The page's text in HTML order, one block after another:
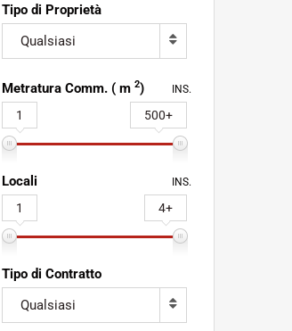
Tipo di Proprietà
Qualsiasi
Metratura Comm. ( m 2) INS.
1 500+
Locali INS.
1 4+
Tipo di Contratto
Qualsiasi